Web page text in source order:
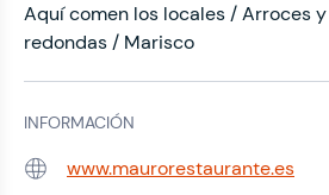
Aquí comen los locales / Arroces
redondas / Marisco
INFORMACIÓN
Web: www.maurorestaurante.es